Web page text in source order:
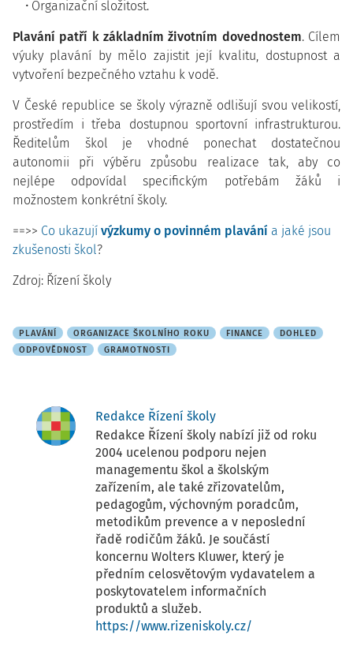
Organizační složitost.
Plavání patří k základním životním dovednostem. Cílem
výuky plavání by mělo zajistit její kvalitu, dostupnost a
vytvoření bezpečného vztahu k vodě.
V České republice se školy výrazně odlišují svou velikostí,
prostředím i třeba dostupnou sportovní infrastrukturou.
Ředitelům škol je vhodné ponechat dostatečnou
autonomii při výběru způsobu realizace tak, aby co
nejlépe odpovídal specifickým potřebám žáků i
možnostem konkrétní školy.
==>> Co ukazují výzkumy o povinném plavání a jaké jsou
zkušenosti škol?
Zdroj: Řízení školy
PLAVÁNÍ ORGANIZACE ŠKOLNÍHO ROKU FINANCE
DOHLED
ODPOVĚDNOST
GRAMOTNOSTI
Redakce Řízení školy
Redakce Řízení školy nabízí již od roku
2004 ucelenou podporu nejen
managementu škol a školským
zařízením, ale také zřizovatelům,
pedagogům, výchovným poradcům,
metodikům prevence a v neposlední
řadě rodičům žáků. Je součástí
koncernu Wolters Kluwer, který je
předním celosvětovým vydavatelem a
poskytovatelem informačních
produktů a služeb.
https://www.rizeniskoly.cz/